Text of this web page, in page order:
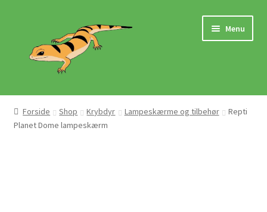
navigation
indhold
Menu
Hjem
Butik
Forside Shop Krybdyr Lampeskærme og tilbehør
Repti
Planet Dome lampeskærm